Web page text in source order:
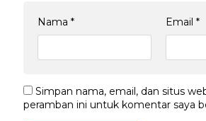
Nama * Email *
Simpan nama, email, dan situs
peramban ini untuk komentar saya